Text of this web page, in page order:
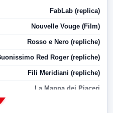
FabLab (replica)
Nouvelle Vouge (Film)
Rosso e Nero (repliche)
Red Roger (repliche)
Fili Meridiani (repliche)
La Mappa dei Piaceri